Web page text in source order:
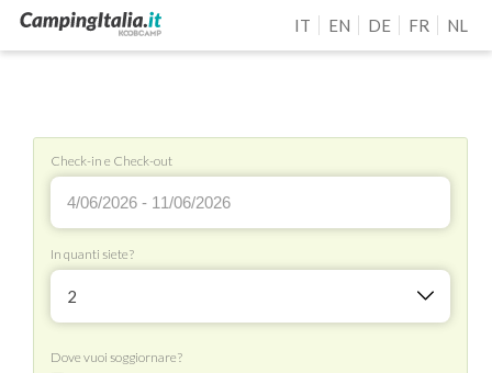
IT EN DE FR NL
Check-in e Check-out
In quanti siete?
2
Dove vuoi soggiornare?